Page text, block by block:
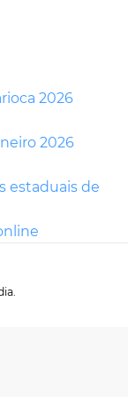
2026
2026
estaduais de